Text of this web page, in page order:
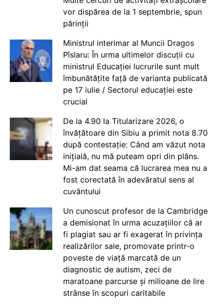
vor dispărea de la 1 septembrie, spun
părinții
Ministrul interimar al Muncii Dragos
Pîslaru: În urma ultimelor discuții cu
ministrul Educației lucrurile sunt mult
îmbunătățite față de varianta publicată
pe 17 iulie / Sectorul educației este
crucial
De la 4.90 la Titularizare 2026, o
învățătoare din Sibiu a primit nota 8.70
după contestație: Când am văzut nota
inițială, nu mă puteam opri din plâns.
Mi-am dat seama că lucrarea mea nu a
fost corectată în adevăratul sens al
cuvântului
Un cunoscut profesor de la Cambridge
a demisionat în urma acuzațiilor că ar
fi plagiat sau ar fi exagerat în privința
realizărilor sale, promovate printr-o
poveste de viață marcată de un
diagnostic de autism, zeci de
maratoane parcurse și milioane de lire
strânse în scopuri caritabile